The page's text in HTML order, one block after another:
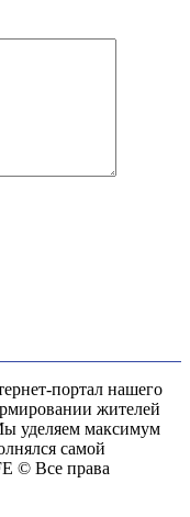
портал нашего
жителей
уделяем максимум
самой
© Все права